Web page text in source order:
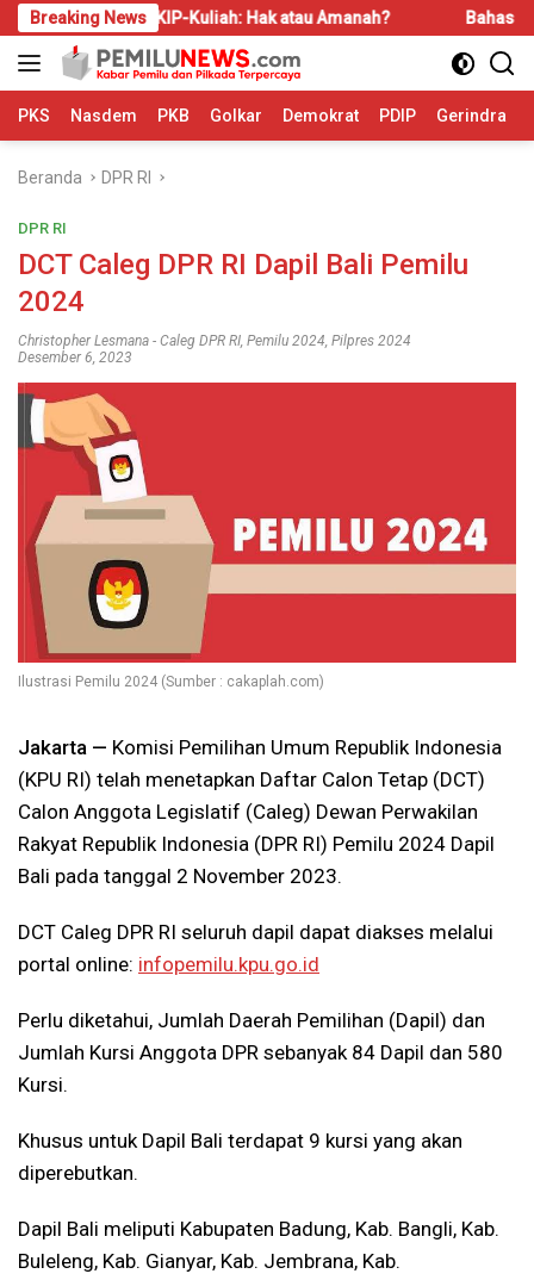
Langsung
ke
konten
Breaking News
KIP-Kuliah: Hak atau Amanah? Bahas LBS dan LP2B,
PKS Nasdem PKB Golkar Demokrat PDIP Gerindra
Beranda DPR RI
DPR RI
DCT Caleg DPR RI Dapil Bali Pemilu
2024
Christopher Lesmana - Caleg DPR RI, Pemilu 2024, Pilpres 2024
Desember 6, 2023
Ilustrasi Pemilu 2024 (Sumber : cakaplah.com)
Jakarta — Komisi Pemilihan Umum Republik Indonesia
(KPU RI) telah menetapkan Daftar Calon Tetap (DCT)
Calon Anggota Legislatif (Caleg) Dewan Perwakilan
Rakyat Republik Indonesia (DPR RI) Pemilu 2024 Dapil
Bali pada tanggal 2 November 2023.
DCT Caleg DPR RI seluruh dapil dapat diakses melalui
portal online: infopemilu.kpu.go.id
Perlu diketahui, Jumlah Daerah Pemilihan (Dapil) dan
Jumlah Kursi Anggota DPR sebanyak 84 Dapil dan 580
Kursi.
Khusus untuk Dapil Bali terdapat 9 kursi yang akan
diperebutkan.
Dapil Bali meliputi Kabupaten Badung, Kab. Bangli, Kab.
Buleleng, Kab. Gianyar, Kab. Jembrana, Kab.